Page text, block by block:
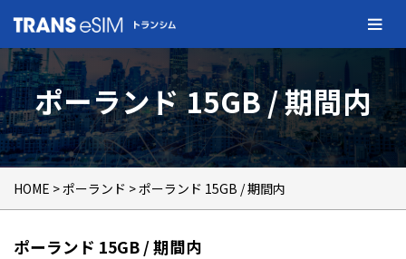
ポーランド 15GB / 期間内
HOME >ポーランド > ポーランド 15GB / 期間内
ポーランド 15GB / 期間内